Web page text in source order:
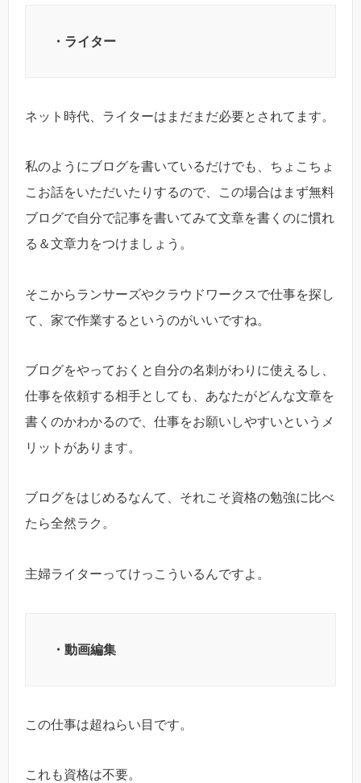
・ライター
ネット時代、ライターはまだまだ必要とされてます。
私のようにブログを書いているだけでも、ちょこちょ
こお話をいただいたりするので、この場合はまず無料
ブログで自分で記事を書いてみて文章を書くのに慣れ
る＆文章力をつけましょう。
そこからランサーズやクラウドワークスで仕事を探し
て、家で作業するというのがいいですね。
ブログをやっておくと自分の名刺がわりに使えるし、
仕事を依頼する相手としても、あなたがどんな文章を
書くのかわかるので、仕事をお願いしやすいというメ
リットがあります。
ブログをはじめるなんて、それこそ資格の勉強に比べ
たら全然ラク。
主婦ライターってけっこういるんですよ。
・動画編集
この仕事は超ねらい目です。
これも資格は不要。